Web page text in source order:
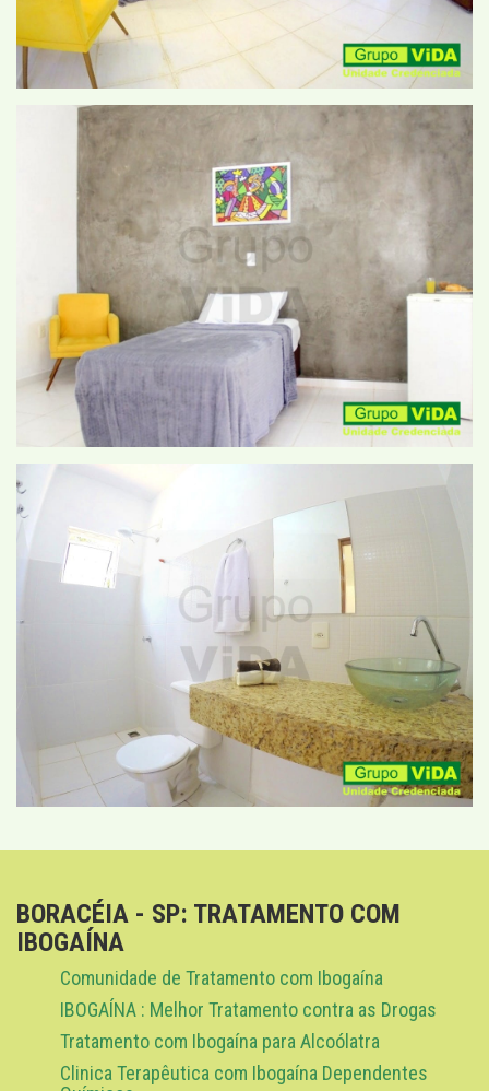
BORACÉIA - SP: TRATAMENTO COM
IBOGAÍNA
Comunidade de Tratamento com Ibogaína
IBOGAÍNA : Melhor Tratamento contra as Drogas
Tratamento com Ibogaína para Alcoólatra
Clinica Terapêutica com Ibogaína Dependentes